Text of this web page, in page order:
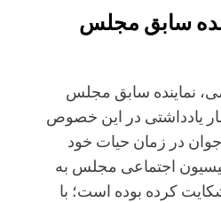
سابق مجلس
نماینده سابق مجلس
یادداشتی در این خصوص
در زمان حیات خود
اجتماعی مجلس به
کرده بوده است؛ با